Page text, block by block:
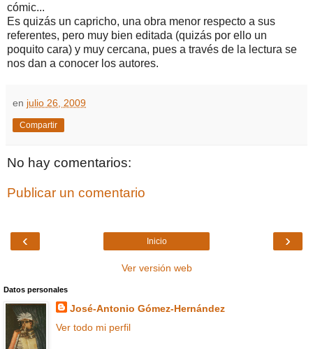
cómic...
Es quizás un capricho, una obra menor respecto a sus
referentes, pero muy bien editada (quizás por ello un
poquito cara) y muy cercana, pues a través de la lectura se
nos dan a conocer los autores.
en julio 26, 2009
Compartir
No hay comentarios:
Publicar un comentario
‹ ›
Inicio
Ver versión web
Datos personales
José-Antonio Gómez-Hernández
Ver todo mi perfil